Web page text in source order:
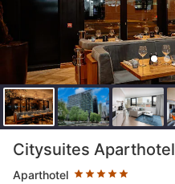
Citysuites Aparthotel
Aparthotel
Liczba gwiazdek: 5